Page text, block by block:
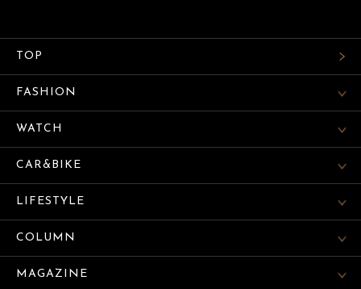
TOP
FASHION
WATCH
CAR&BIKE
LIFESTYLE
COLUMN
MAGAZINE